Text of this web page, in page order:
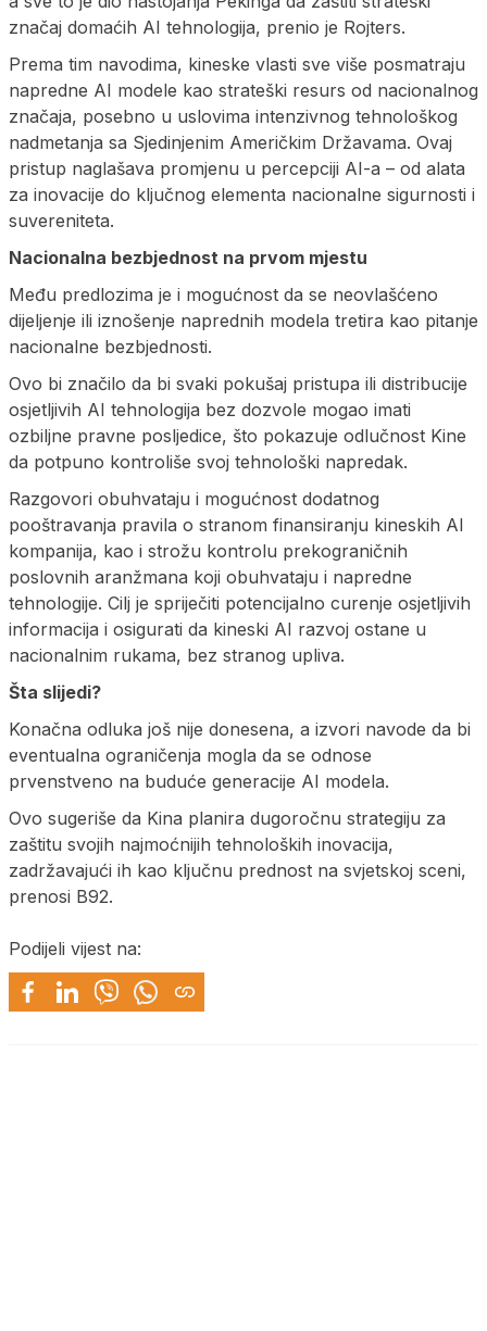
značaj domaćih AI tehnologija, prenio je Rojters.
Prema tim navodima, kineske vlasti sve više posmatraju
napredne AI modele kao strateški resurs od nacionalnog
značaja, posebno u uslovima intenzivnog tehnološkog
nadmetanja sa Sjedinjenim Američkim Državama. Ovaj
pristup naglašava promjenu u percepciji AI-a – od alata
za inovacije do ključnog elementa nacionalne sigurnosti i
suvereniteta.
Nacionalna bezbjednost na prvom mjestu
Među predlozima je i mogućnost da se neovlašćeno
dijeljenje ili iznošenje naprednih modela tretira kao pitanje
nacionalne bezbjednosti.
Ovo bi značilo da bi svaki pokušaj pristupa ili distribucije
osjetljivih AI tehnologija bez dozvole mogao imati
ozbiljne pravne posljedice, što pokazuje odlučnost Kine
da potpuno kontroliše svoj tehnološki napredak.
Razgovori obuhvataju i mogućnost dodatnog
pooštravanja pravila o stranom finansiranju kineskih AI
kompanija, kao i strožu kontrolu prekograničnih
poslovnih aranžmana koji obuhvataju i napredne
tehnologije. Cilj je spriječiti potencijalno curenje osjetljivih
informacija i osigurati da kineski AI razvoj ostane u
nacionalnim rukama, bez stranog upliva.
Šta slijedi?
Konačna odluka još nije donesena, a izvori navode da bi
eventualna ograničenja mogla da se odnose
prvenstveno na buduće generacije AI modela.
Ovo sugeriše da Kina planira dugoročnu strategiju za
zaštitu svojih najmoćnijih tehnoloških inovacija,
zadržavajući ih kao ključnu prednost na svjetskoj sceni,
prenosi B92.
Podijeli vijest na: